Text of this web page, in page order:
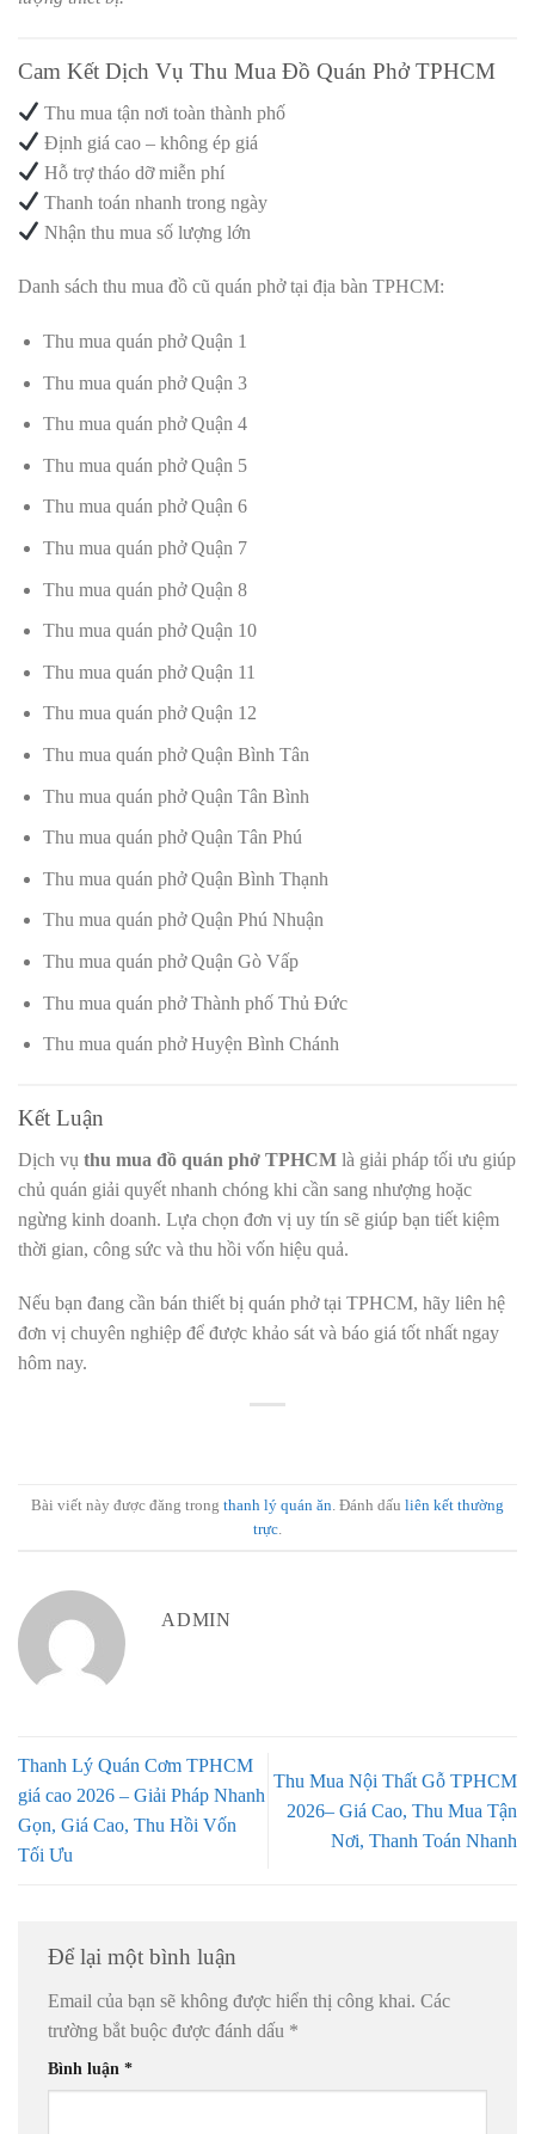
Cam Kết Dịch Vụ Thu Mua Đồ Quán Phở TPHCM
Thu mua tận nơi toàn thành phố
Định giá cao – không ép giá
Hỗ trợ tháo dỡ miễn phí
Thanh toán nhanh trong ngày
Nhận thu mua số lượng lớn
Danh sách thu mua đồ cũ quán phở tại địa bàn TPHCM:
Thu mua quán phở Quận 1
Thu mua quán phở Quận 3
Thu mua quán phở Quận 4
Thu mua quán phở Quận 5
Thu mua quán phở Quận 6
Thu mua quán phở Quận 7
Thu mua quán phở Quận 8
Thu mua quán phở Quận 10
Thu mua quán phở Quận 11
Thu mua quán phở Quận 12
Thu mua quán phở Quận Bình Tân
Thu mua quán phở Quận Tân Bình
Thu mua quán phở Quận Tân Phú
Thu mua quán phở Quận Bình Thạnh
Thu mua quán phở Quận Phú Nhuận
Thu mua quán phở Quận Gò Vấp
Thu mua quán phở Thành phố Thủ Đức
Thu mua quán phở Huyện Bình Chánh
Kết Luận
Dịch vụ thu mua đồ quán phở TPHCM là giải pháp tối ưu giúp
chủ quán giải quyết nhanh chóng khi cần sang nhượng hoặc
ngừng kinh doanh. Lựa chọn đơn vị uy tín sẽ giúp bạn tiết kiệm
thời gian, công sức và thu hồi vốn hiệu quả.
Nếu bạn đang cần bán thiết bị quán phở tại TPHCM, hãy liên hệ
đơn vị chuyên nghiệp để được khảo sát và báo giá tốt nhất ngay
hôm nay.
Bài viết này được đăng trong thanh lý quán ăn . Đánh dấu liên kết thường
trực
ADMIN
Thanh Lý Quán Cơm TPHCM
giá cao 2026 – Giải Pháp Nhanh
Gọn, Giá Cao, Thu Hồi Vốn
Tối Ưu
Thu Mua Nội Thất Gỗ TPHCM
2026– Giá Cao, Thu Mua Tận
Nơi, Thanh Toán Nhanh
Để lại một bình luận
Email của bạn sẽ không được hiển thị công khai. Các
trường bắt buộc được đánh dấu *
Bình luận *